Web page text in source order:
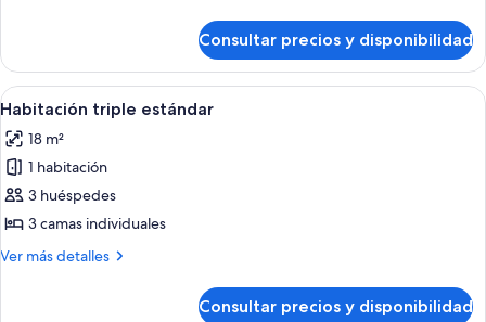
estándar
doble
Consultar precios y disponibilidad
Abrir
todas
las
fotos
de
Habitación
triple
1
Habitación triple estándar
18 m²
1 habitación
3 huéspedes
3 camas individuales
Ver más detalles
Más
Consultar precios y disponibilidad